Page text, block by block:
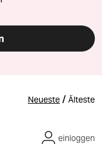
Neueste / Älteste
einloggen